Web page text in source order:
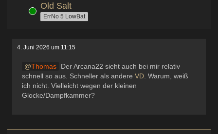
Online Old Salt
ErrNo 5 LowBat
4. Juni 2026 um 11:15
Thomas
Der Arcana22 sieht auch bei mir relativ
schnell so aus. Schneller als andere VD . Warum, weiß
ich nicht. Vielleicht wegen der kleinen
Glocke/Dampfkammer?